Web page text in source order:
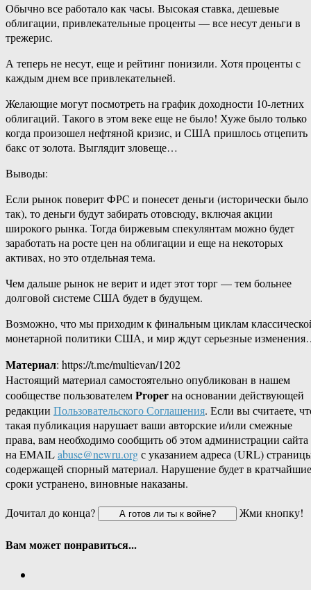
Обычно все работало как часы. Высокая ставка, дешевые
облигации, привлекательные проценты — все несут деньги в
трежерис.
А теперь не несут, еще и рейтинг понизили. Хотя проценты с
каждым днем все привлекательней.
Желающие могут посмотреть на график доходности 10-летних
облигаций. Такого в этом веке еще не было! Хуже было только
когда произошел нефтяной кризис, и США пришлось отцепить
бакс от золота. Выглядит зловеще…
Выводы:
Если рынок поверит ФРС и понесет деньги (исторически было
так), то деньги будут забирать отовсюду, включая акции
широкого рынка. Тогда биржевым спекулянтам можно будет
заработать на росте цен на облигации и еще на некоторых
активах, но это отдельная тема.
Чем дальше рынок не верит и идет этот торг — тем больнее
долговой системе США будет в будущем.
Возможно, что мы приходим к финальным циклам
монетарной политики США, и мир ждут серьезные
Материал: https://t.me/multievan/1202
Настоящий материал самостоятельно опубликован в нашем
сообществе пользователемProperна основании действующей
редакции Пользовательского Соглашения. Если вы считаете,
такая публикация нарушает ваши авторские и/или смежные
права, вам необходимо сообщить об этом администрации сайта
на EMAILabuse@newru.orgс указанием адреса (URL)
содержащей спорный материал. Нарушение будет в кратчайшие
сроки устранено, виновные наказаны.
Дочитал до конца?
Жми кнопку!
Вам может понравиться...